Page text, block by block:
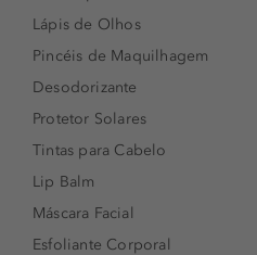
Lápis de Olhos
Pincéis de Maquilhagem
Desodorizante
Protetor Solares
Tintas para Cabelo
Lip Balm
Máscara Facial
Esfoliante Corporal